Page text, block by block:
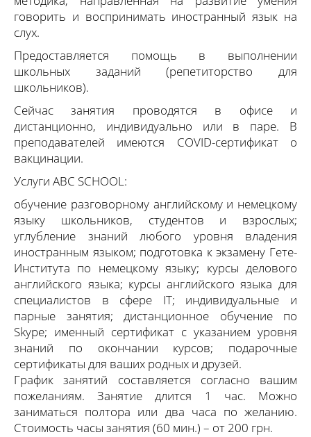
говорить и воспринимать иностранный язык на
слух.
Предоставляется помощь в выполнении
школьных заданий (репетиторство для
школьников).
Сейчас занятия проводятся в офисе и
дистанционно, индивидуально или в паре. В
преподавателей имеются COVID-сертификат о
вакцинации.
Услуги ABC SCHOOL:
обучение разговорному английскому и немецкому
языку школьников, студентов и взрослых;
углубление знаний любого уровня владения
иностранным языком; подготовка к экзамену Гете-
Института по немецкому языку; курсы делового
английского языка; курсы английского языка для
специалистов в сфере IT; индивидуальные и
парные занятия; дистанционное обучение по
Skype; именный сертификат с указанием уровня
знаний по окончании курсов; подарочные
сертификаты для ваших родных и друзей.
График занятий составляется согласно вашим
пожеланиям. Занятие длится 1 час. Можно
заниматься полтора или два часа по желанию.
Стоимость часы занятия (60 мин.) – от 200 грн.